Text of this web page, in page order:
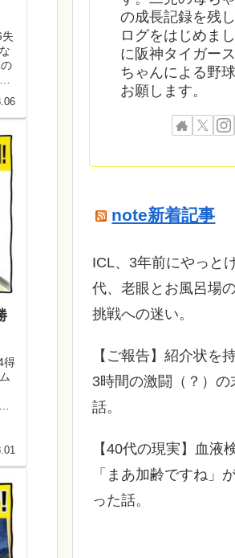
得
の成長記録を残
ログをはじめま
に阪神タイガー
ちゃんによる野
お願します。
note新着記事
ICL、3年前にやっと
代、老眼とお風呂場
挑戦への迷い。
【ご報告】紹介状を
3時間の激闘（？）の
話。
【40代の現実】血液
「まあ加齢ですね」
った話。